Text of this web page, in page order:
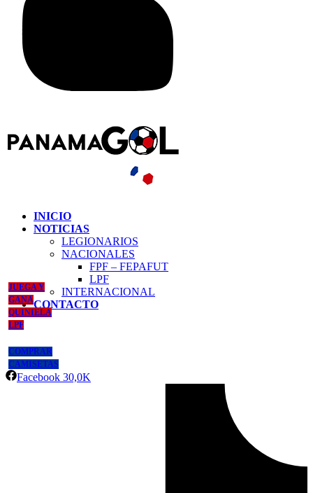
INICIO
NOTICIAS
LEGIONARIOS
NACIONALES
FPF – FEPAFUT
LPF
INTERNACIONAL
CONTACTO
JUEGA Y
GANA
QUINIELA
LPF
COMPRAR
CAMISETAS
Facebook 30,0K